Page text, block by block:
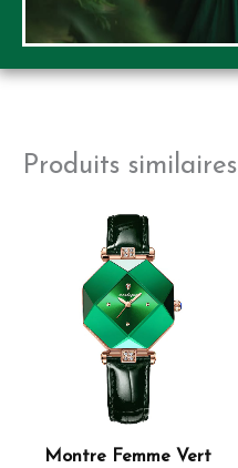
Produits similaires
Montre Femme Vert